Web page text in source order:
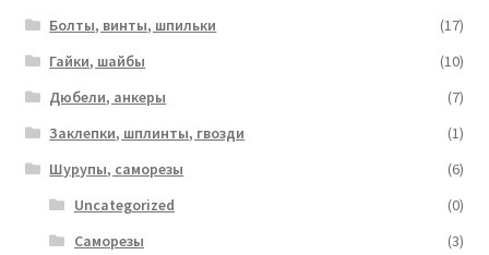
Болты, винты, шпильки
(17)
Гайки, шайбы
(10)
Дюбели, анкеры
(7)
Заклепки, шплинты, гвозди
(1)
Шурупы, саморезы
(6)
Uncategorized
(0)
Саморезы
(3)